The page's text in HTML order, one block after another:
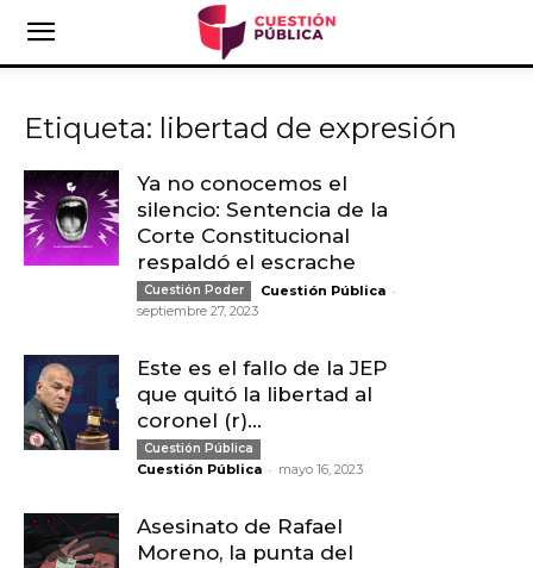
Etiqueta: libertad de expresión
Ya no conocemos el
silencio: Sentencia de la
Corte Constitucional
respaldó el escrache
Cuestión Poder Cuestión Pública -
septiembre 27, 2023
Este es el fallo de la JEP
que quitó la libertad al
coronel (r)...
Cuestión Pública
Cuestión Pública - mayo 16, 2023
Asesinato de Rafael
Moreno, la punta del